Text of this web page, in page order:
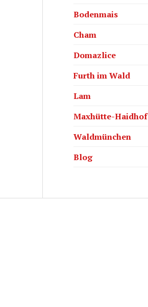
Bodenmais
Cham
Domazlice
Furth im Wald
Lam
Maxhütte-Haidhof
Waldmünchen
Blog